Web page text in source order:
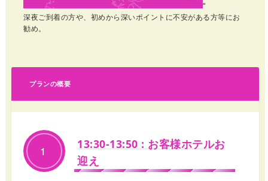
“
深夜ご到着の方や、初めから深いポイントに不安がある方等にお
勧め。
プランの概要
1
13:30-13:50 : お客様ホテルお
迎え